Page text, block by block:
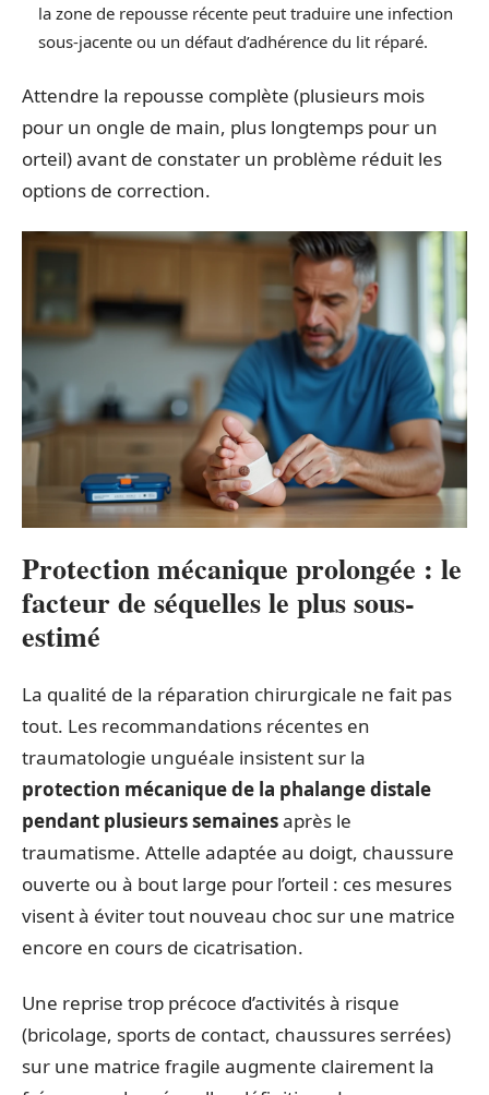
la zone de repousse récente peut traduire une infection
sous-jacente ou un défaut d’adhérence du lit réparé.
Attendre la repousse complète (plusieurs mois
pour un ongle de main, plus longtemps pour un
orteil) avant de constater un problème réduit les
options de correction.
Protection mécanique prolongée : le
facteur de séquelles le plus sous-
estimé
La qualité de la réparation chirurgicale ne fait pas
tout. Les recommandations récentes en
traumatologie unguéale insistent sur la
protection mécanique de la phalange distale
pendant plusieurs semainesaprès le
traumatisme. Attelle adaptée au doigt, chaussure
ouverte ou à bout large pour l’orteil : ces mesures
visent à éviter tout nouveau choc sur une matrice
encore en cours de cicatrisation.
Une reprise trop précoce d’activités à risque
(bricolage, sports de contact, chaussures serrées)
sur une matrice fragile augmente clairement la